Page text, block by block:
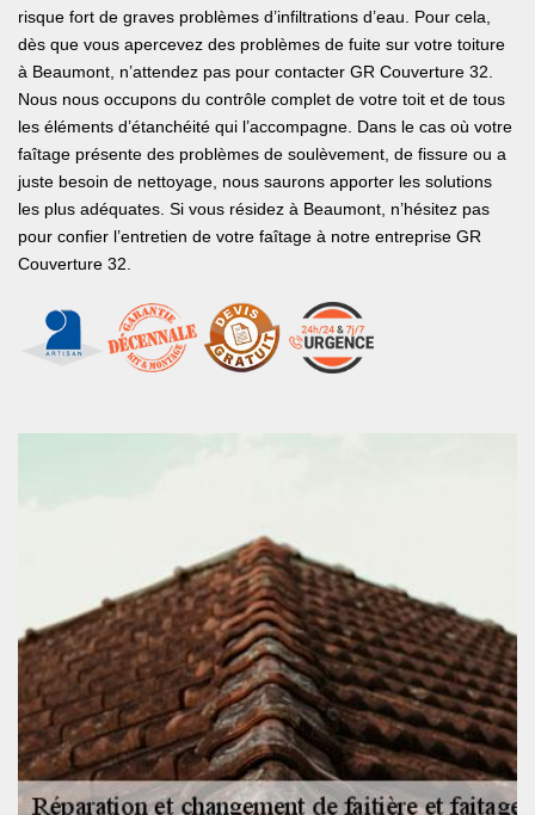
risque fort de graves problèmes d’infiltrations d’eau. Pour cela,
dès que vous apercevez des problèmes de fuite sur votre toiture
à Beaumont, n’attendez pas pour contacter GR Couverture 32.
Nous nous occupons du contrôle complet de votre toit et de tous
les éléments d’étanchéité qui l’accompagne. Dans le cas où votre
faîtage présente des problèmes de soulèvement, de fissure ou a
juste besoin de nettoyage, nous saurons apporter les solutions
les plus adéquates. Si vous résidez à Beaumont, n’hésitez pas
pour confier l’entretien de votre faîtage à notre entreprise GR
Couverture 32.